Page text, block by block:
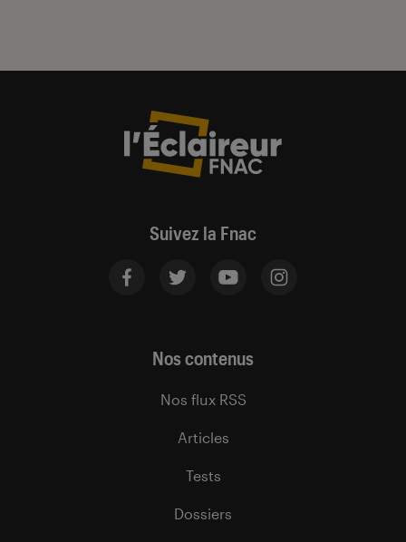
Suivez la Fnac
Nos contenus
Nos flux RSS
Articles
Tests
Dossiers